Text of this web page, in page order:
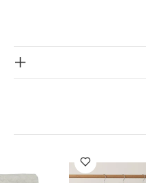
لاختيار الوجه الأكثر راحة
باللون الأبيض لإضفاء
وأكياس نوم دريم بود
خامات مستدامة بملمس
أنيقة وجذابة مصنوعة
من خامات متباينة تشمل قطن مستدام 100‏‏%‏ وموسلين مريح